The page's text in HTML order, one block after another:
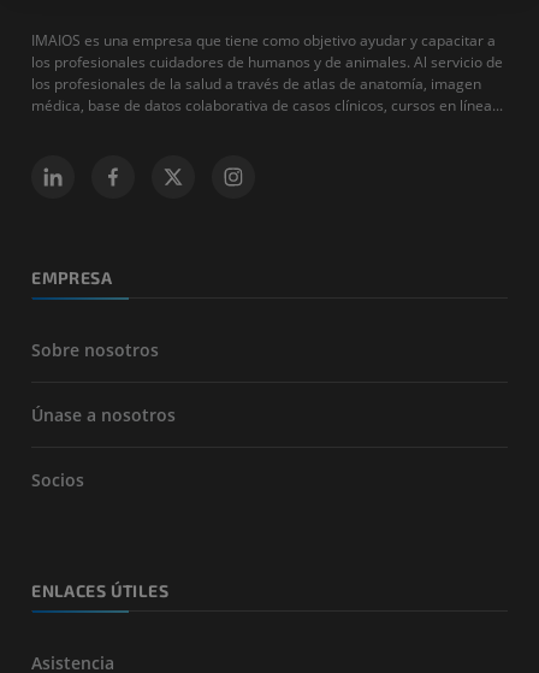
IMAIOS es una empresa que tiene como objetivo ayudar y capacitar a
los profesionales cuidadores de humanos y de animales. Al servicio de
los profesionales de la salud a través de atlas de anatomía, imagen
médica, base de datos colaborativa de casos clínicos, cursos en línea...
EMPRESA
Sobre nosotros
Únase a nosotros
Socios
ENLACES ÚTILES
Asistencia